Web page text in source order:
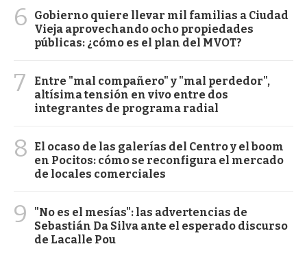
6
Gobierno quiere llevar mil familias a Ciudad
Vieja aprovechando ocho propiedades
públicas: ¿cómo es el plan del MVOT?
7
Entre "mal compañero" y "mal perdedor",
altísima tensión en vivo entre dos
integrantes de programa radial
8
El ocaso de las galerías del Centro y el boom
en Pocitos: cómo se reconfigura el mercado
de locales comerciales
9
"No es el mesías": las advertencias de
Sebastián Da Silva ante el esperado discurso
de Lacalle Pou